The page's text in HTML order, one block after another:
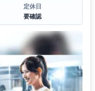
定休日
要確認